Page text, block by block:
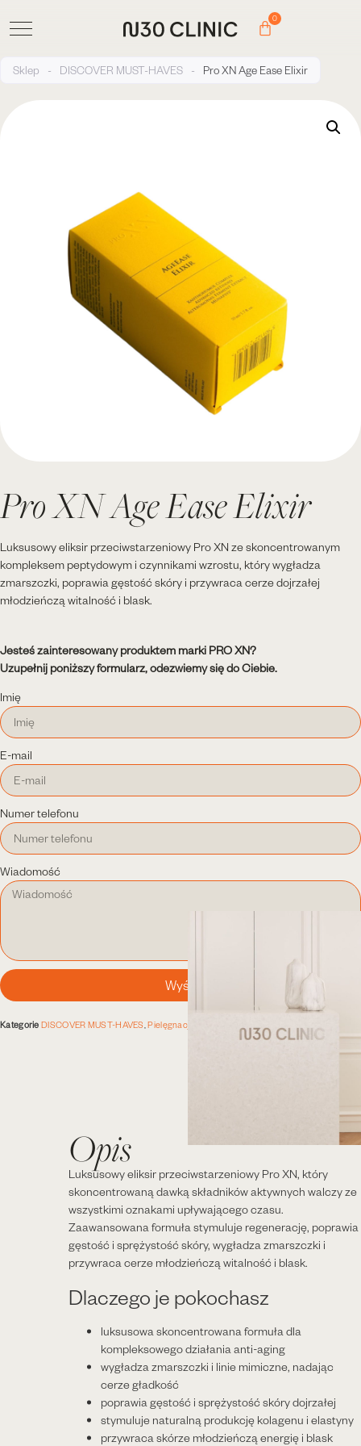
0
Sklep - DISCOVER MUST-HAVES - Pro XN Age Ease Elixir
Pro XN Age Ease Elixir
Luksusowy eliksir przeciwstarzeniowy Pro XN ze skoncentrowanym
kompleksem peptydowym i czynnikami wzrostu, który wygładza
zmarszczki, poprawia gęstość skóry i przywraca cerze dojrzałej
młodzieńczą witalność i blask.
Jesteś zainteresowany produktem marki PRO XN?
Uzupełnij poniższy formularz, odezwiemy się do Ciebie.
Imię
E-mail
Numer telefonu
Wiadomość
Wyślij
Kategorie DISCOVER MUST-HAVES,Pielęgnacja przeciwstarzeniowa (anti-age)
Opis
Luksusowy eliksir przeciwstarzeniowy Pro XN, który
skoncentrowaną dawką składników aktywnych walczy ze
wszystkimi oznakami upływającego czasu.
Zaawansowana formuła stymuluje regenerację, poprawia
gęstość i sprężystość skóry, wygładza zmarszczki i
przywraca cerze młodzieńczą witalność i blask.
Dlaczego je pokochasz
luksusowa skoncentrowana formuła dla
kompleksowego działania anti-aging
wygładza zmarszczki i linie mimiczne, nadając
cerze gładkość
poprawia gęstość i sprężystość skóry dojrzałej
stymuluje naturalną produkcję kolagenu i elastyny
przywraca skórze młodzieńczą energię i blask